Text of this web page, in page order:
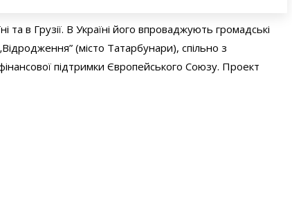
в Грузії. В Україні його впроваджують громадські
(місто Татарбунари), спільно з
підтримки Європейського Союзу. Проект